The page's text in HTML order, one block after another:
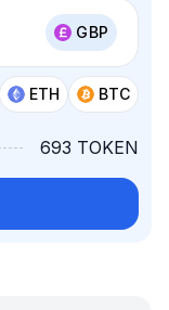
GBP
ETH BTC
693 TOKEN